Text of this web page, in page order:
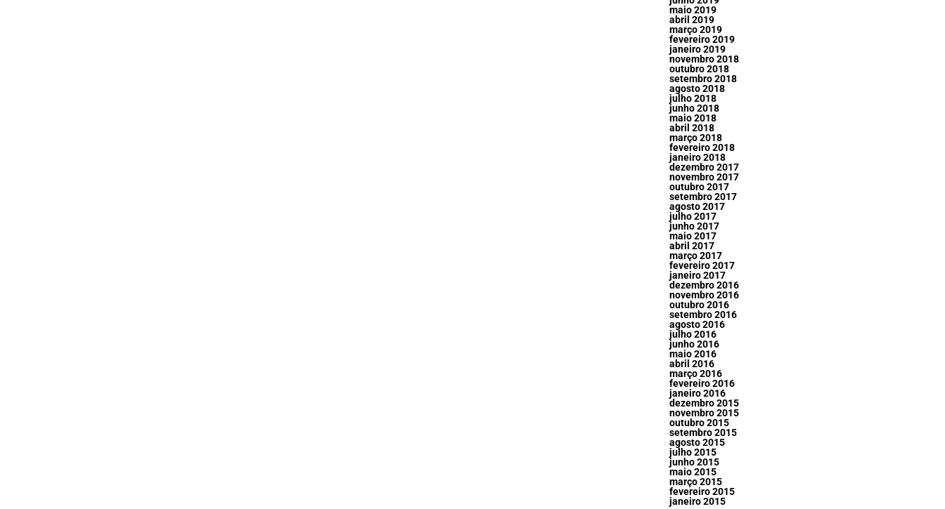
maio 2019
abril 2019
março 2019
fevereiro 2019
janeiro 2019
novembro 2018
outubro 2018
setembro 2018
agosto 2018
julho 2018
junho 2018
maio 2018
abril 2018
março 2018
fevereiro 2018
janeiro 2018
dezembro 2017
novembro 2017
outubro 2017
setembro 2017
agosto 2017
julho 2017
junho 2017
maio 2017
abril 2017
março 2017
fevereiro 2017
janeiro 2017
dezembro 2016
novembro 2016
outubro 2016
setembro 2016
agosto 2016
julho 2016
junho 2016
maio 2016
abril 2016
março 2016
fevereiro 2016
janeiro 2016
dezembro 2015
novembro 2015
outubro 2015
setembro 2015
agosto 2015
julho 2015
junho 2015
maio 2015
março 2015
fevereiro 2015
janeiro 2015